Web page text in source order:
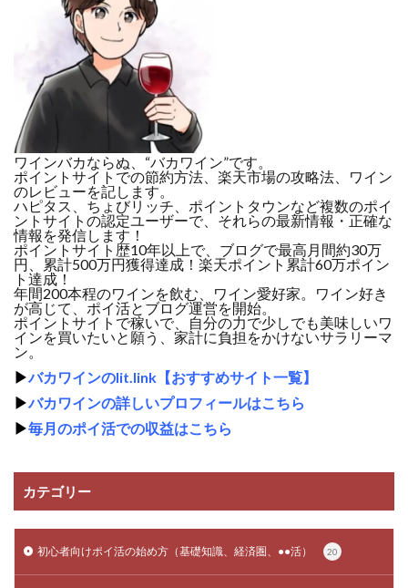
ワインバカならぬ、“バカワイン”です。
ポイントサイトでの節約方法、楽天市場の攻略法、ワイン
のレビューを記します。
ハピタス、ちょびリッチ、ポイントタウンなど複数のポイ
ントサイトの認定ユーザーで、それらの最新情報・正確な
情報を発信します！
ポイントサイト歴10年以上で、ブログで最高月間約30万
円、累計500万円獲得達成！楽天ポイント累計60万ポイン
ト達成！
年間200本程のワインを飲む、ワイン愛好家。ワイン好き
が高じて、ポイ活とブログ運営を開始。
ポイントサイトで稼いで、自分の力で少しでも美味しいワ
インを買いたいと願う、家計に負担をかけないサラリーマ
ン。
▶バカワインのlit.link【おすすめサイト一覧】
▶バカワインの詳しいプロフィールはこちら
▶毎月のポイ活での収益はこちら
カテゴリー
初心者向けポイ活の始め方（基礎知識、経済圏、●●活） 20